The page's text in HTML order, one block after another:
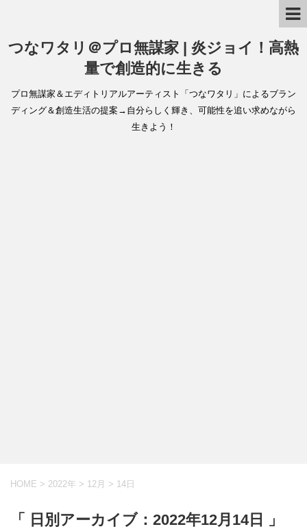
つなワタリ＠プロ無謀家 | 炎ジョイ！高熱
量で創造的に生きる
プロ無謀家＆エディトリアルアーティスト「つなワタリ」によるブラン
ディング＆創造生活の提案→自分らしく輝き、可能性を追い求めながら
生きよう！
HOME > 2022年 > 12月 > 14日
「 日別アーカイブ：2022年12月14日 」